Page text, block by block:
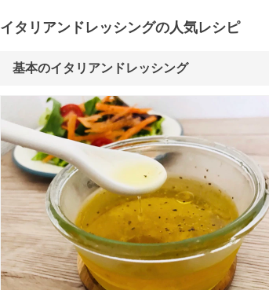
イタリアンドレッシングの人気レシピ
基本のイタリアンドレッシング